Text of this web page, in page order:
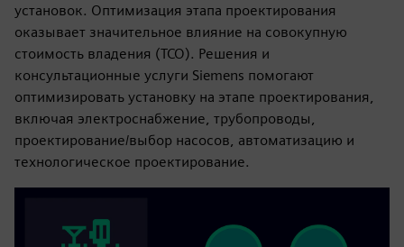
установок. Оптимизация этапа проектирования
оказывает значительное влияние на совокупную
стоимость владения (TCO). Решения и
консультационные услуги Siemens помогают
оптимизировать установку на этапе проектирования,
включая электроснабжение, трубопроводы,
проектирование/выбор насосов, автоматизацию и
технологическое проектирование.